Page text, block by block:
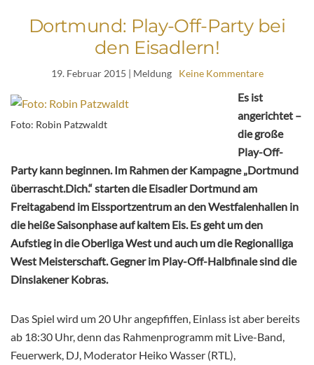
Dortmund: Play-Off-Party bei
den Eisadlern!
19. Februar 2015 | Meldung Keine Kommentare
Foto: Robin Patzwaldt
Es ist
angerichtet –
die große
Play-Off-
Party kann beginnen. Im Rahmen der Kampagne „Dortmund
überrascht.Dich.“ starten die Eisadler Dortmund am
Freitagabend im Eissportzentrum an den Westfalenhallen in
die heiße Saisonphase auf kaltem Eis. Es geht um den
Aufstieg in die Oberliga West und auch um die Regionalliga
West Meisterschaft. Gegner im Play-Off-Halbfinale sind die
Dinslakener Kobras.
Das Spiel wird um 20 Uhr angepfiffen, Einlass ist aber bereits
ab 18:30 Uhr, denn das Rahmenprogramm mit Live-Band,
Feuerwerk, DJ, Moderator Heiko Wasser (RTL),